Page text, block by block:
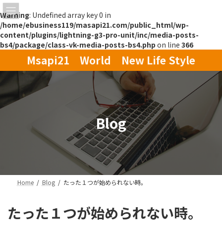
Warning: Undefined array key 0 in
/home/ebusiness119/masapi21.com/public_html/wp-
content/plugins/lightning-g3-pro-unit/inc/media-posts-
bs4/package/class-vk-media-posts-bs4.php on line 366
テ
ン
ツ
へ
ゲ
ー
シ
ョ
Msapi21 World New Life Style
Blog
Home Blog たった１つが始められない時。
たった１つが始められない時。